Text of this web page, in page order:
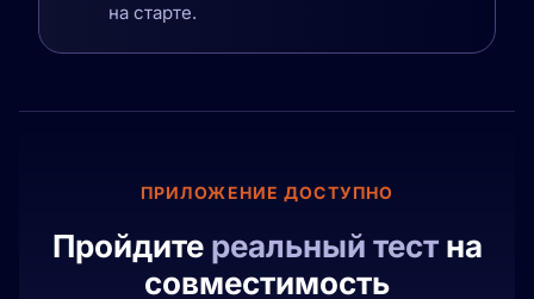
на старте.
ПРИЛОЖЕНИЕ ДОСТУПНО
Пройдите реальный тестна
совместимость